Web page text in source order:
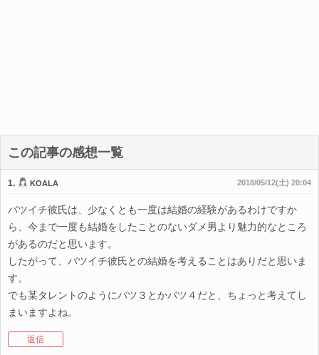
この記事の感想一覧
1. KOALA 2018/05/12(土) 20:04
バツイチ彼氏は、少なくとも一度は結婚の経験があるわけですか
ら、今まで一度も結婚をしたことのないダメ男より魅力的なところ
があるのだと思います。
したがって、バツイチ彼氏との結婚を考えることはありだと思いま
す。
でも某タレントのようにバツ３とかバツ４だと、ちょっと考えてし
まいますよね。
返信